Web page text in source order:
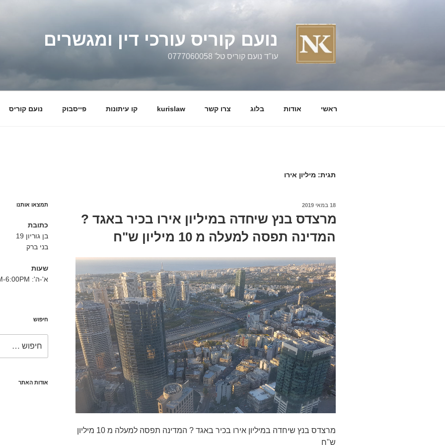
נועם קוריס עורכי דין ומגשרים
עו"ד נועם קוריס טל' 0777060058
ראשי אודות בלוג צרו קשר kurislaw קו עיתונות פייסבוק נועם קוריס
תגית: מיליון אירו
פורסם
18 במאי 2019
מרצדס בנץ שיחדה במיליון אירו בכיר באגד ?
המדינה תפסה למעלה מ 10 מיליון ש"ח
מרצדס בנץ שיחדה במיליון אירו בכיר באגד ? המדינה תפסה למעלה מ 10 מיליון
ש"ח
תמצאו אותנו
כתובת
בן גוריון 19
בני ברק
שעות
א'-ה': 8:30AM-6:00PM
חיפוש
אודות האתר